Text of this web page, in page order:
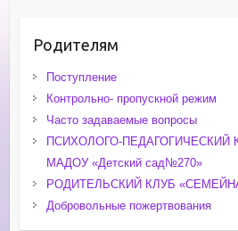
Родителям
Поступление
Контрольно- пропускной режим
Часто задаваемые вопросы
ПСИХОЛОГО-ПЕДАГОГИЧЕСКИЙ
МАДОУ «Детский сад№270»
РОДИТЕЛЬСКИЙ КЛУБ
Добровольные пожертвования